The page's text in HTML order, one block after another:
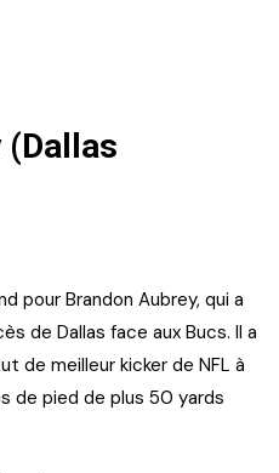
(Dallas
pour Brandon Aubrey, qui a
de Dallas face aux Bucs. Il a
de meilleur kicker de NFL à
de pied de plus 50 yards